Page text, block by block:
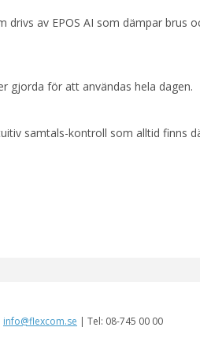
av EPOS AI som dämpar brus
gjorda för att användas hela dagen.
samtals-kontroll som alltid finns
info@flexcom.se | Tel: 08-745 00 00